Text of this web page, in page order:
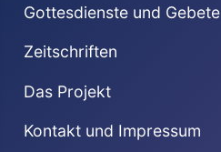
Gottesdienste und Gebete
Zeitschriften
Das Projekt
Kontakt und Impressum